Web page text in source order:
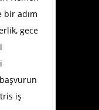
bir adım
gece
iş